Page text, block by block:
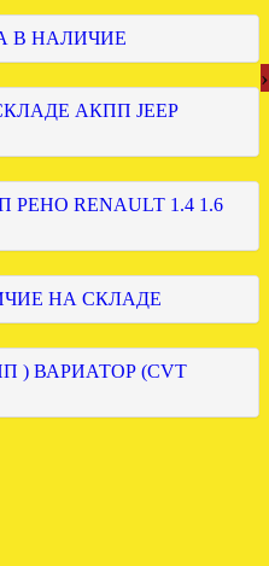
В НАЛИЧИЕ
АКПП JEEP
RENAULT 1.4 1.6
НА СКЛАДЕ
) ВАРИАТОР (CVT
›